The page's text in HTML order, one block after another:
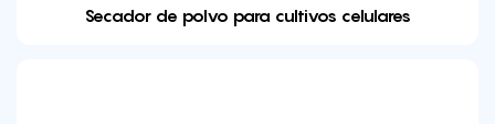
Secador de polvo para cultivos celulares